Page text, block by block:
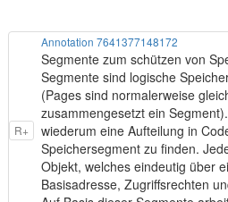
R+
Annotation 7641377148172
Segmente zum schützen von
Segmente sind logische
(Pages sind normalerweise
zusammengesetzt ein
wiederum eine Aufteilung in
Speichersegment zu finden.
Objekt, welches eindeutig über
Basisadresse, Zugriffsrechten